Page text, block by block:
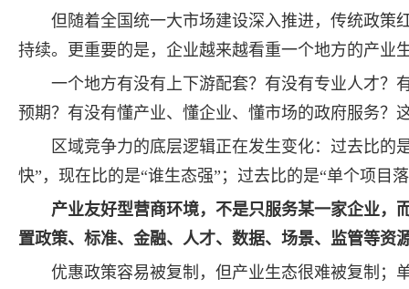
但随着全国统一大市场建设深入推进，传统政策
持续。更重要的是，企业越来越看重一个地方的产业
一个地方有没有上下游配套？有没有专业人才？
预期？有没有懂产业、懂企业、懂市场的政府服务？
区域竞争力的底层逻辑正在发生变化：过去比的
快”，现在比的是“谁生态强”；过去比的是“单个项目
产业友好型营商环境，不是只服务某一家企业，
置政策、标准、金融、人才、数据、场景、监管等资
优惠政策容易被复制，但产业生态很难被复制；